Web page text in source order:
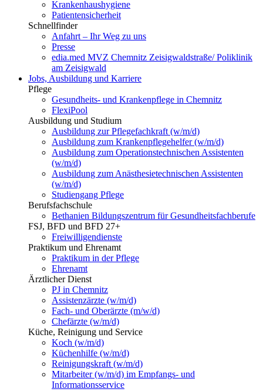
Krankenhaushygiene
Patientensicherheit
Schnellfinder
Anfahrt – Ihr Weg zu uns
Presse
edia.med MVZ Chemnitz Zeisigwaldstraße/ Poliklinik
am Zeisigwald
Jobs, Ausbildung und Karriere
Pflege
Gesundheits- und Krankenpflege in Chemnitz
FlexiPool
Ausbildung und Studium
Ausbildung zur Pflegefachkraft (w/m/d)
Ausbildung zum Krankenpflegehelfer (w/m/d)
Ausbildung zum Operationstechnischen Assistenten
(w/m/d)
Ausbildung zum Anästhesietechnischen Assistenten
(w/m/d)
Studiengang Pflege
Berufsfachschule
Bethanien Bildungszentrum für Gesundheitsfachberufe
FSJ, BFD und BFD 27+
Freiwilligendienste
Praktikum und Ehrenamt
Praktikum in der Pflege
Ehrenamt
Ärztlicher Dienst
PJ in Chemnitz
Assistenzärzte (w/m/d)
Fach- und Oberärzte (m/w/d)
Chefärzte (w/m/d)
Küche, Reinigung und Service
Koch (w/m/d)
Küchenhilfe (w/m/d)
Reinigungskraft (w/m/d)
Mitarbeiter (w/m/d) im Empfangs- und
Informationsservice